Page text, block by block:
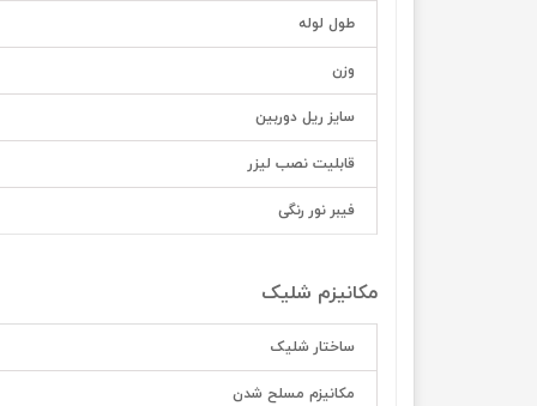
طول لوله
وزن
سایز ریل دوربین
قابلیت نصب لیزر
فیبر نور رنگی
مکانیزم شلیک
ساختار شلیک
مکانیزم مسلح شدن